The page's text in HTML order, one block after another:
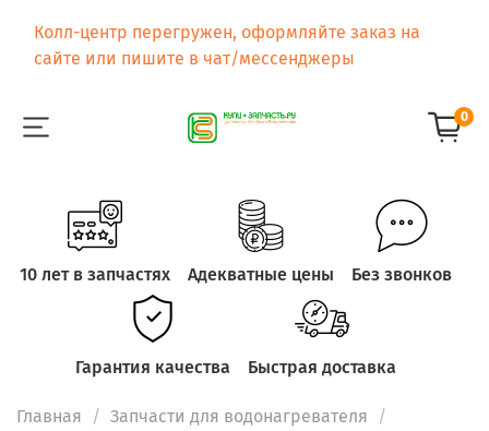
Колл-центр перегружен, оформляйте заказ на
сайте или пишите в чат/мессенджеры
0
10 лет в запчастях Адекватные цены Без звонков
Гарантия качества Быстрая доставка
Главная
Запчасти для водонагревателя